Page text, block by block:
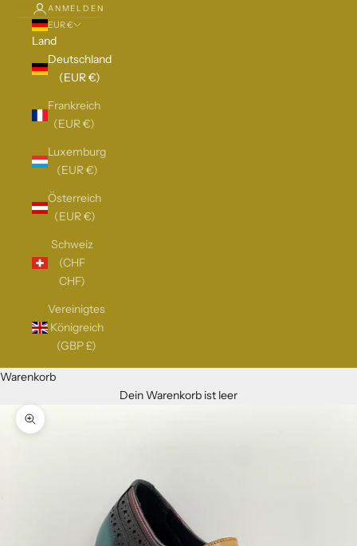
ANMELDEN
EUR €
Land
Deutschland
(EUR €)
Frankreich
(EUR €)
Luxemburg
(EUR €)
Österreich
(EUR €)
Schweiz
(CHF
CHF)
Vereinigtes
Königreich
(GBP £)
Warenkorb
Dein Warenkorb ist leer
Bild vergrößern